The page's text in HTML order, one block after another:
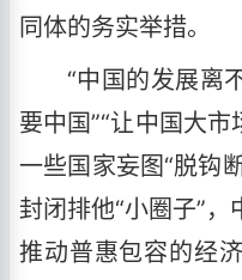
同体的务实举措。
“中国的发展离
要中国”“让中国大
一些国家妄图“脱钩
封闭排他“小圈子”，
推动普惠包容的经